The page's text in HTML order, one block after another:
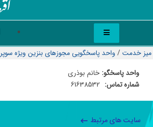
میز خدمت/ واحد پاسخگویی مجوزهای بنزین ویژه سوپر
واحد پاسخگو: خانم بوذری
شماره تماس: 61638532
سایت های مرتبط